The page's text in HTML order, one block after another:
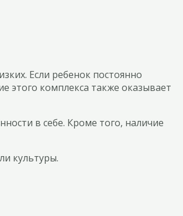
Если ребенок постоянно
этого комплекса также оказывает
в себе. Кроме того, наличие
культуры.